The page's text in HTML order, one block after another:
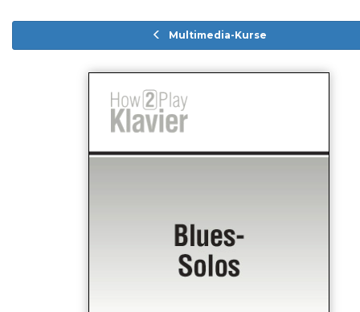
Multimedia-Kurse